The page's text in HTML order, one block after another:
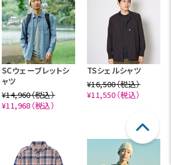
SCウェーブレットシ
ャツ
¥14,960（税込）
¥11,968（税込）
TSシェルシャツ
¥16,500（税込）
¥11,550（税込）